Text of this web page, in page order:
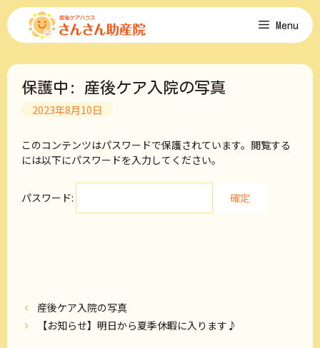
コ
ン
ツ
Menu
保護中: 産後ケア入院の写真
2023年8月10日
このコンテンツはパスワードで保護されています。閲覧する
には以下にパスワードを入力してください。
パスワード:
産後ケア入院の写真
【お知らせ】明日から夏季休暇に入ります♪